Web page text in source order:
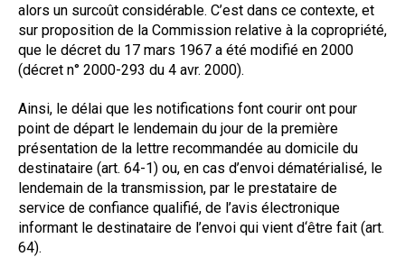
alors un surcoût considérable. C’est dans ce contexte, et
sur proposition de la Commission relative à la copropriété,
que le décret du 17 mars 1967 a été modifié en 2000
(décret n° 2000-293 du 4 avr. 2000).
Ainsi, le délai que les notifications font courir ont pour
point de départ le lendemain du jour de la première
présentation de la lettre recommandée au domicile du
destinataire (art. 64-1) ou, en cas d’envoi dématérialisé, le
lendemain de la transmission, par le prestataire de
service de confiance qualifié, de l’avis électronique
informant le destinataire de l’envoi qui vient d‘être fait (art.
64).